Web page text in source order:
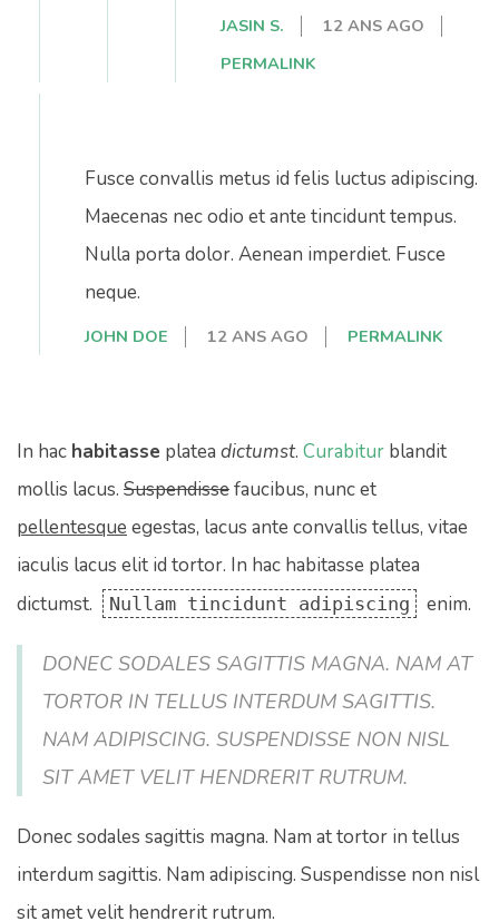
JASIN S.
12 ANS AGO
PERMALINK
Fusce convallis metus id felis luctus adipiscing.
Maecenas nec odio et ante tincidunt tempus.
Nulla porta dolor. Aenean imperdiet. Fusce
neque.
JOHN DOE 12 ANS AGO PERMALINK
In hac habitasse platea dictumst. Curabitur blandit
mollis lacus. Suspendissefaucibus, nunc et
pellentesque egestas, lacus ante convallis tellus, vitae
iaculis lacus elit id tortor. In hac habitasse platea
dictumst.
Nullam tincidunt adipiscing enim.
DONEC SODALES SAGITTIS MAGNA. NAM AT
TORTOR IN TELLUS INTERDUM SAGITTIS.
NAM ADIPISCING. SUSPENDISSE NON NISL
SIT AMET VELIT HENDRERIT RUTRUM.
Donec sodales sagittis magna. Nam at tortor in tellus
interdum sagittis. Nam adipiscing. Suspendisse non nisl
sit amet velit hendrerit rutrum.